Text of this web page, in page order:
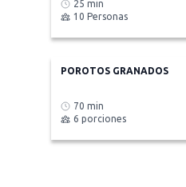
25 min
10 Personas
POROTOS GRANADOS
70 min
6 porciones